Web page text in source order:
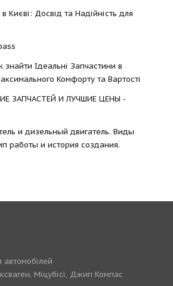
Києві: Досвід та Надійність для
Ідеальні Запчастини в
Комфорту та Вартості
ЗАПЧАСТЕЙ И ЛУЧШИЕ ЦЕНЫ -
и дизельный двигатель. Виды
работы и история создания.
автомобілей
Міцубісі, Джип Компас